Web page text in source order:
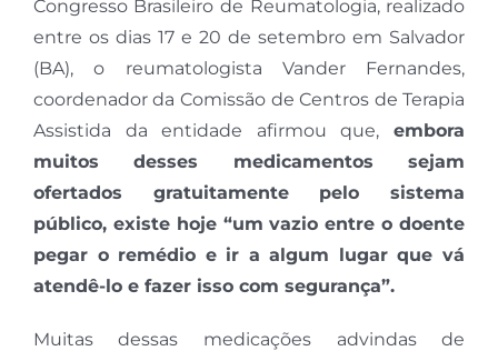
Congresso Brasileiro de Reumatologia, realizado
entre os dias 17 e 20 de setembro em Salvador
(BA), o reumatologista Vander Fernandes,
coordenador da Comissão de Centros de Terapia
Assistida da entidade afirmou que,embora
muitos desses medicamentos sejam
ofertados gratuitamente pelo sistema
público, existe hoje “um vazio entre o doente
pegar o remédio e ir a algum lugar que vá
atendê-lo e fazer isso com segurança”.
Muitas dessas medicações advindas de